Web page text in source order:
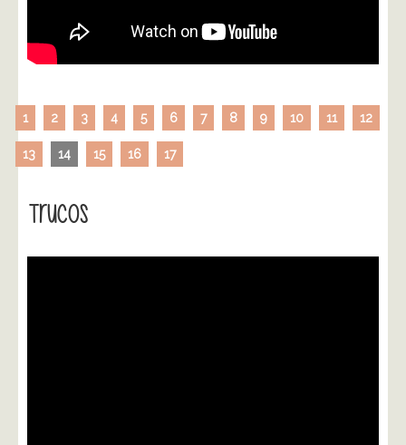
1 2 3 4 5 6 7 8 9 10 11 12
13 14 15 16 17
Trucos